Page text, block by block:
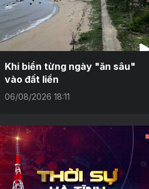
Khi biển từng ngày "ăn sâu"
vào đất liền
06/08/2026 18:11